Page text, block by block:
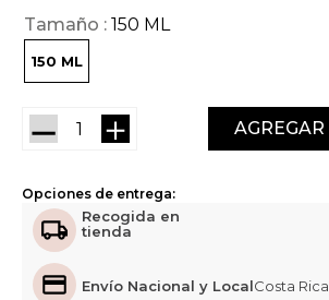
Tamaño 150 ML
150 ML
＋
－ AGREGAR
Opciones de entrega:
Recogida en
tienda
Envío Nacional y LocalCosta Rica